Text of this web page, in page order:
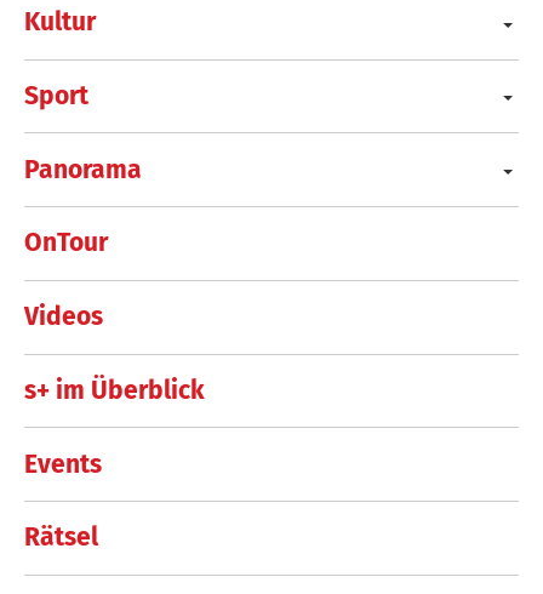
Kultur
Sport
Panorama
OnTour
Videos
s+ im Überblick
Events
Rätsel